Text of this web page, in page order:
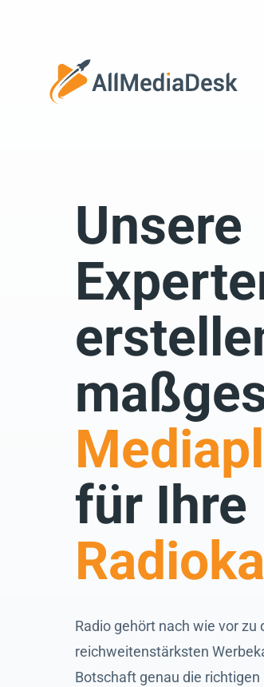
Unsere
für Ihre
Radio gehört nach wie vor zu
reichweitenstärksten
Botschaft genau die richtigen